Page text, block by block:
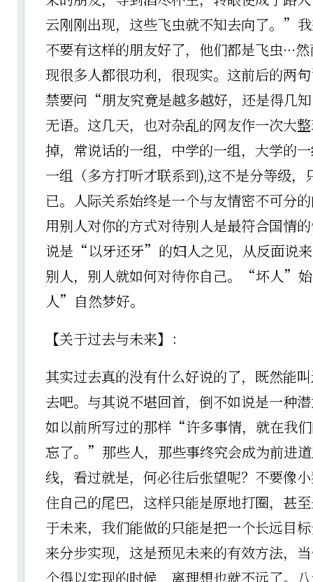
云刚刚出现，这些飞虫就不知去向了。”
不要有这样的朋友好了，他们都是飞虫···
现很多人都很功利，很现实。这前后的两
禁要问“朋友究竟是越多越好，还是得几
无语。这几天，也对杂乱的网友作一次大
掉，常说话的一组，中学的一组，大学的
一组（多方打听才联系到),这不是分等级，
已。人际关系始终是一个与友情密不可分
用别人对你的方式对待别人是最符合国情
说是“以牙还牙”的妇人之见，从反面说
别人，别人就如何对待你自己。“坏人”
人”自然梦好。
【关于过去与未来】：
其实过去真的没有什么好说的了，既然能
去吧。与其说不堪回首，倒不如说是一种
如以前所写过的那样“许多事情，就在我
忘了。”那些人，那些事终究会成为前进
线，看过就是，何必往后张望呢？不要像
住自己的尾巴，这样只能是原地打圈，甚
于未来，我们能做的只能是把一个长远目
来分步实现，这是预见未来的有效方法，
个得以实现的时候，离理想也就不远了。